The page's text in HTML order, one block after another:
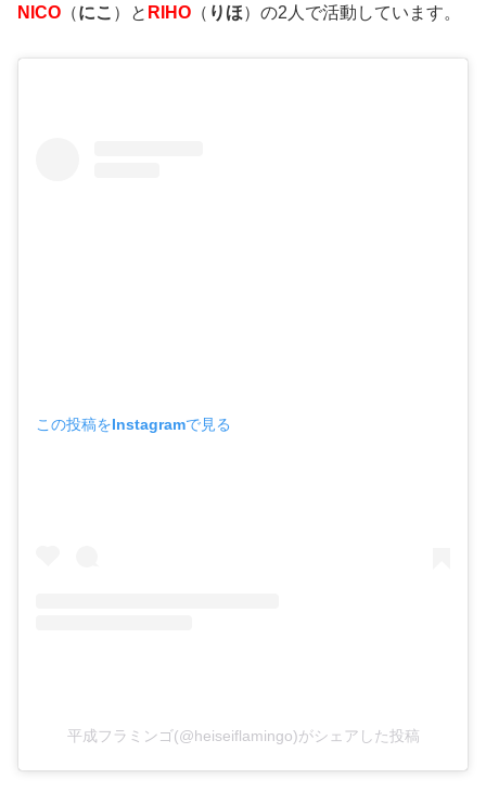
NICO （にこ ）と RIHO （ りほ）の2人で活動しています。
この投稿をInstagramで見る
平成フラミンゴ(@heiseiflamingo)がシェアした投稿